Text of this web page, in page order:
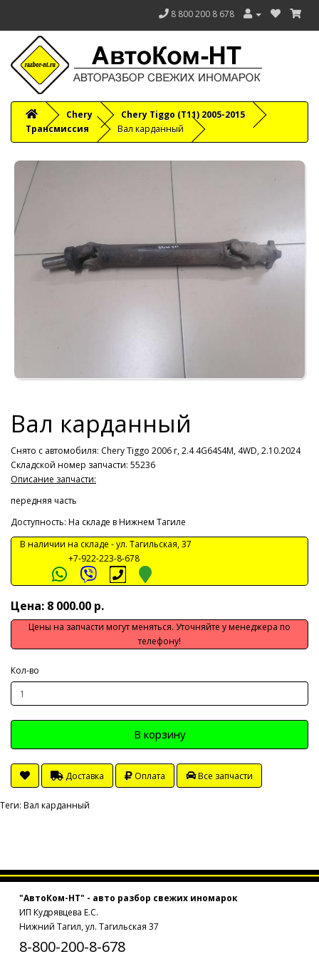
8 800 200 8 678
Chery
Chery Tiggo (T11) 2005-2015
Трансмиссия
Вал карданный
Вал карданный
Снято с автомобиля: Chery Tiggo 2006 г, 2.4 4G64S4M, 4WD, 2.10.2024
Складской номер запчасти: 55236
Описание запчасти:
передняя часть
Доступность: На складе в Нижнем Тагиле
В наличии на складе -ул. Тагильская, 37
+7-922-223-8-678
Цена: 8 000.00 р.
Цены на запчасти могут меняться. Уточняйте у менеджера по
телефону!
Кол-во
В корзину
Доставка Оплата Все запчасти
Теги: Вал карданный
"АвтоКом-НТ" - авто разбор свежих иномарок
ИП Кудрявцева Е.С.
Нижний Тагил, ул. Тагильская 37
8-800-200-8-678